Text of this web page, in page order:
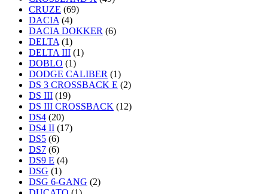
CRUZE (69)
DACIA (4)
DACIA DOKKER (6)
DELTA (1)
DELTA III (1)
DOBLO (1)
DODGE CALIBER (1)
DS 3 CROSSBACK E (2)
DS III (19)
DS III CROSSBACK (12)
DS4 (20)
DS4 II (17)
DS5 (6)
DS7 (6)
DS9 E (4)
DSG (1)
DSG 6-GANG (2)